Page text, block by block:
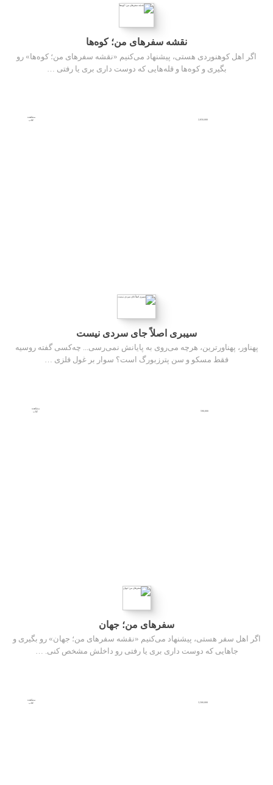
نقشه سفرهای من؛ کوه‌ها
اگر اهل کوهنوردی هستی، پیشنهاد می‌کنیم «نقشه سفرهای من؛ کوه‌ها» رو
بگیری و کوه‌ها و قله‌هایی که دوست داری بری یا رفتی …
2,850,000
مشاهده
کتاب
سیبری اصلاً جای سردی نیست
پهناور، پهناورترین، هرچه می‌روی به پایانش نمی‌رسی... چه‌کسی گفته روسیه
فقط مسکو و سن پترزبورگ است؟ سوار بر غول فلزی …
590,000
مشاهده
کتاب
سفرهای من؛ جهان
اگر اهل سفر هستی، پیشنهاد می‌کنیم «نقشه سفرهای من؛ جهان» رو بگیری و
جاهایی که دوست داری بری یا رفتی رو داخلش مشخص کنی. …
3,500,000
مشاهده
کتاب